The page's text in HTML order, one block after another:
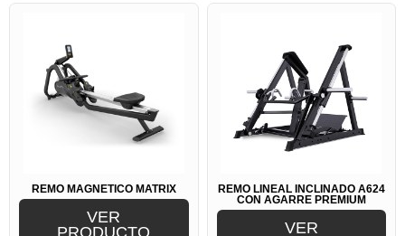
REMO MAGNÉTICO MATRIX
VER
REMO LINEAL INCLINADO A624
CON AGARRE PREMIUM
VER